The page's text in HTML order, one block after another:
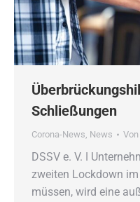
Schließungen
Corona-News, News Von
DSSV e. V. ǀ
zweiten Lockdown
müssen, wird eine